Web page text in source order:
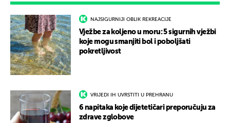
NAJSIGURNIJI OBLIK REKREACIJE
Vježbe za koljeno u moru: 5 sigurnih vježbi
koje mogu smanjiti bol i poboljšati
pokretljivost
VRIJEDI IH UVRSTITI U PREHRANU
6 napitaka koje dijetetičari preporučuju za
zdrave zglobove